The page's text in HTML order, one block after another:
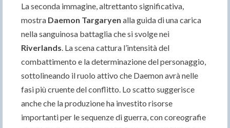
La seconda immagine, altrettanto significativa,
mostra Daemon Targaryen alla guida di una carica
nella sanguinosa battaglia che si svolge nei
Riverlands. La scena cattura l’intensità del
combattimento e la determinazione del personaggio,
sottolineando il ruolo attivo che Daemon avrà nelle
fasi più cruente del conflitto. Lo scatto suggerisce
anche che la produzione ha investito risorse
importanti per le sequenze di guerra, con coreografie